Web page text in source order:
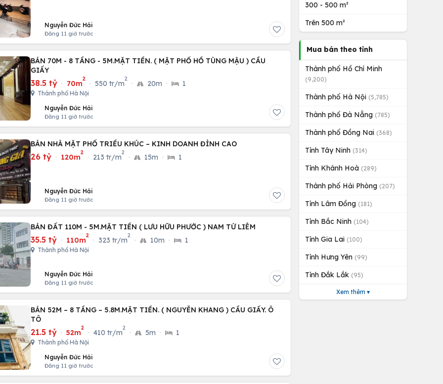
Nguyễn Đức Hải
Đăng 11 giờ trước
BÁN 70M - 8 TẦNG - 5M.MẶT TIỀN. ( MẶT PHỐ HỒ TÙNG MẬU ) CẦU
GIẤY
38.5 tỷ · 70m
2
· 550 tr/m
2
· 20m · 1
Thành phố Hà Nội
Nguyễn Đức Hải
Đăng 11 giờ trước
BÁN NHÀ MẶT PHỐ TRIỀU KHÚC – KINH DOANH ĐỈNH CAO
26 tỷ · 120m
2
· 213 tr/m
2
· 15m · 1
Nguyễn Đức Hải
Đăng 11 giờ trước
BÁN ĐẤT 110M - 5M.MẶT TIỀN ( LƯU HỮU PHƯỚC ) NAM TỪ LIÊM
35.5 tỷ · 110m
2
· 323 tr/m
2
· 10m · 1
Thành phố Hà Nội
Nguyễn Đức Hải
Đăng 11 giờ trước
BÁN 52M – 8 TẦNG – 5.8M.MẶT TIỀN. ( NGUYỄN KHANG ) CẦU GIẤY. Ô
TÔ
21.5 tỷ · 52m
2
· 410 tr/m
2
· 5m · 1
Thành phố Hà Nội
Nguyễn Đức Hải
Đăng 11 giờ trước
300 - 500 m²
Trên 500 m²
Mua bán theo tỉnh
Thành phố Hồ Chí Minh
(9,200)
Thành phố Hà Nội (5,785)
Thành phố Đà Nẵng (785)
Thành phố Đồng Nai (368)
Tỉnh Tây Ninh (314)
Tỉnh Khánh Hoà (289)
Thành phố Hải Phòng (207)
Tỉnh Lâm Đồng (181)
Tỉnh Bắc Ninh (104)
Tỉnh Gia Lai (100)
Tỉnh Hưng Yên (99)
Tỉnh Đắk Lắk (95)
Xem thêm ▾